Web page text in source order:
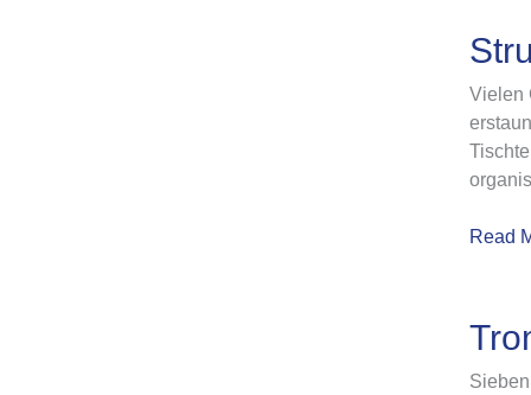
Vielen
Cup
2026:
Eine
Read
in